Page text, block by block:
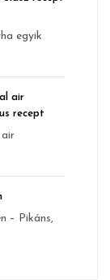
egyik
air
recept
air
– Pikáns,